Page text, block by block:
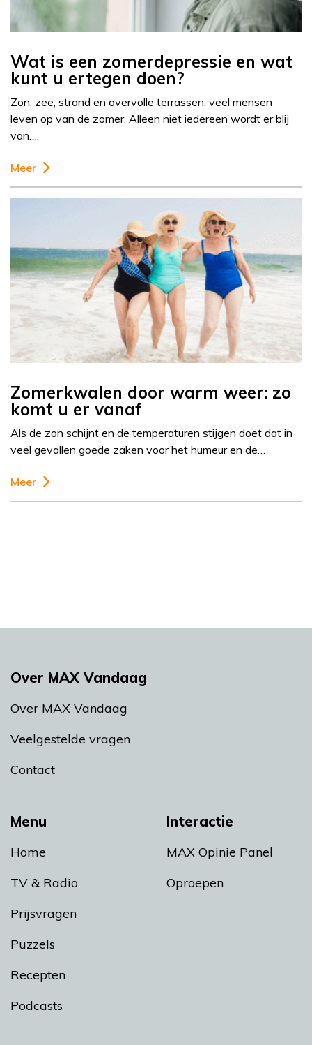
Wat is een zomerdepressie en wat
kunt u ertegen doen?
Zon, zee, strand en overvolle terrassen: veel mensen
leven op van de zomer. Alleen niet iedereen wordt er blij
van….
Meer
Zomerkwalen door warm weer: zo
komt u er vanaf
Als de zon schijnt en de temperaturen stijgen doet dat in
veel gevallen goede zaken voor het humeur en de…
Meer
Menu
Home
TV & Radio
Prijsvragen
Puzzels
Recepten
Podcasts
Interactie
MAX Opinie Panel
Oproepen
Over MAX Vandaag
Over MAX Vandaag
Veelgestelde vragen
Contact